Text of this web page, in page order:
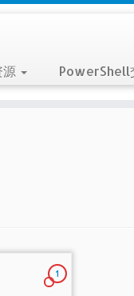
PowerShell
1